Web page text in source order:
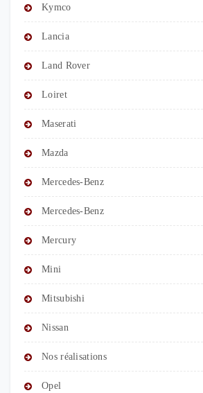
Kymco
Lancia
Land Rover
Loiret
Maserati
Mazda
Mercedes-Benz
Mercedes-Benz
Mercury
Mini
Mitsubishi
Nissan
Nos réalisations
Opel